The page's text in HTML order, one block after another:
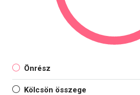
Önrész
Kölcsön összege